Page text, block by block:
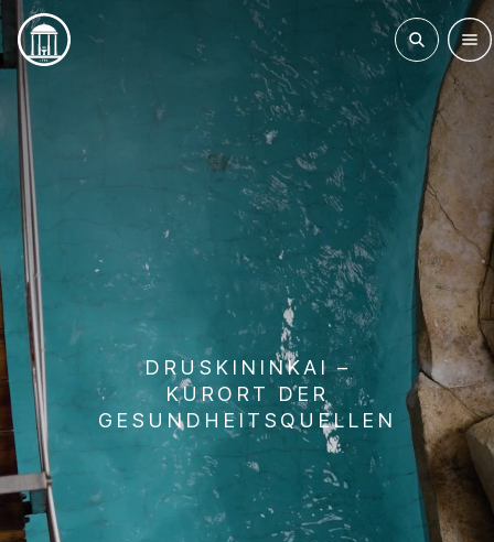
DRUSKININKAI –
KURORT DER
GESUNDHEITSQUELLEN